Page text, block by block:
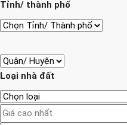
Tỉnh/ thành phố
Loại nhà đất